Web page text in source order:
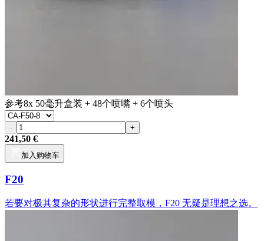
参考8x 50毫升盒装 + 48个喷嘴 + 6个喷头
- +
241,50 €
加入购物车
F20
若要对极其复杂的形状进行完整取模，F20 无疑是理想之选。